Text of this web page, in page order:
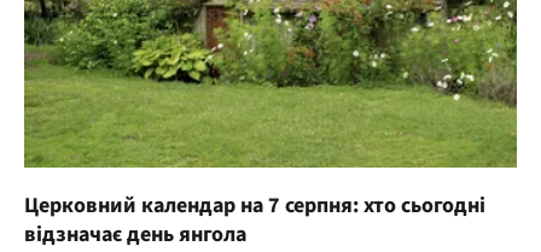
Церковний календар на 7 серпня: хто сьогодні
відзначає день янгола